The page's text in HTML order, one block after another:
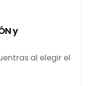
y
al elegir el